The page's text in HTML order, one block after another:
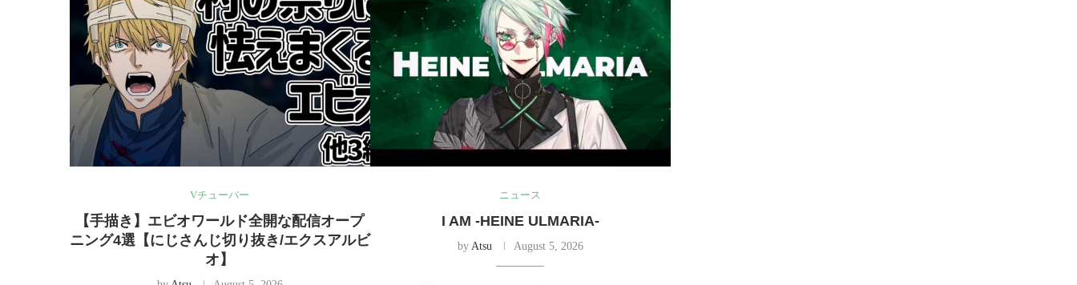
Vチューバー
【手描き】エビオワールド全開な配信オープ
ニング4選【にじさんじ切り抜き/エクスアルビ
オ】
ニュース
I AM -HEINE ULMARIA-
by Atsu August 5, 2026